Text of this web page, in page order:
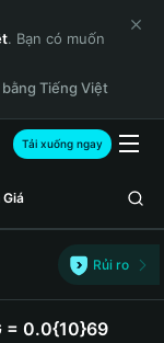
. Bạn có muốn
Tiếng Việt
Tải xuống ngay
Giá
Rủi ro
= 0.0{10}69